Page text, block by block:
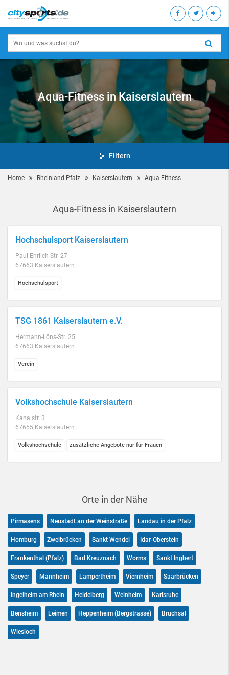
Aqua-Fitness in Kaiserslautern
Filtern
Home Rheinland-Pfalz Kaiserslautern Aqua-Fitness
Aqua-Fitness in Kaiserslautern
Hochschulsport Kaiserslautern
Paul-Ehrlich-Str. 27
67663 Kaiserslautern
Hochschulsport
TSG 1861 Kaiserslautern e.V.
Hermann-Löns-Str. 25
67663 Kaiserslautern
Verein
Volkshochschule Kaiserslautern
Kanalstr. 3
67655 Kaiserslautern
Volkshochschule zusätzliche Angebote nur für Frauen
Orte in der Nähe
Pirmasens Neustadt an der Weinstraße Landau in der Pfalz
Homburg Zweibrücken Sankt Wendel Idar-Oberstein
Frankenthal (Pfalz) Bad Kreuznach Worms Sankt Ingbert
Speyer Mannheim Lampertheim Viernheim Saarbrücken
Ingelheim am Rhein Heidelberg Weinheim Karlsruhe
Bensheim Leimen Heppenheim (Bergstrasse) Bruchsal
Wiesloch